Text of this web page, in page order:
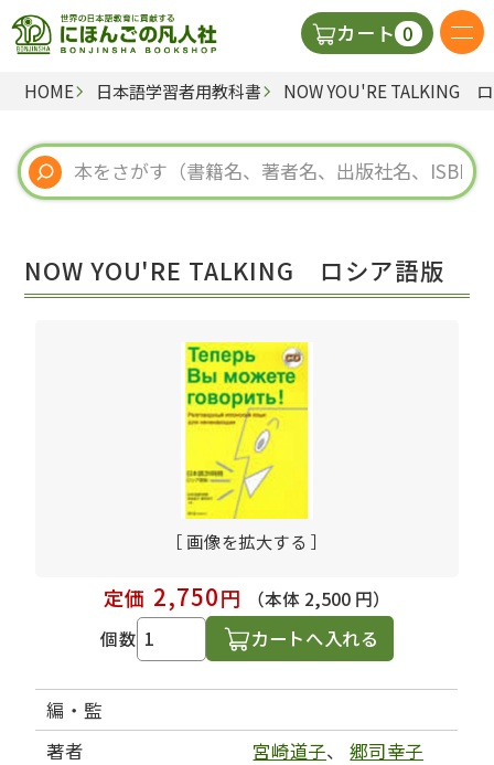
カート 0
日本語の教科書
視聴覚・補助教材
教師用参考書
HOME 日本語学習者用教科書 NOW YOU'RE TALKING
NOW YOU'RE TALKING ロシア語版
［ 画像を拡大する ］
定価 2,750円
（本体 2,500 円）
個数
カートへ入れる
編・監
著者
宮崎道子、郷司幸子